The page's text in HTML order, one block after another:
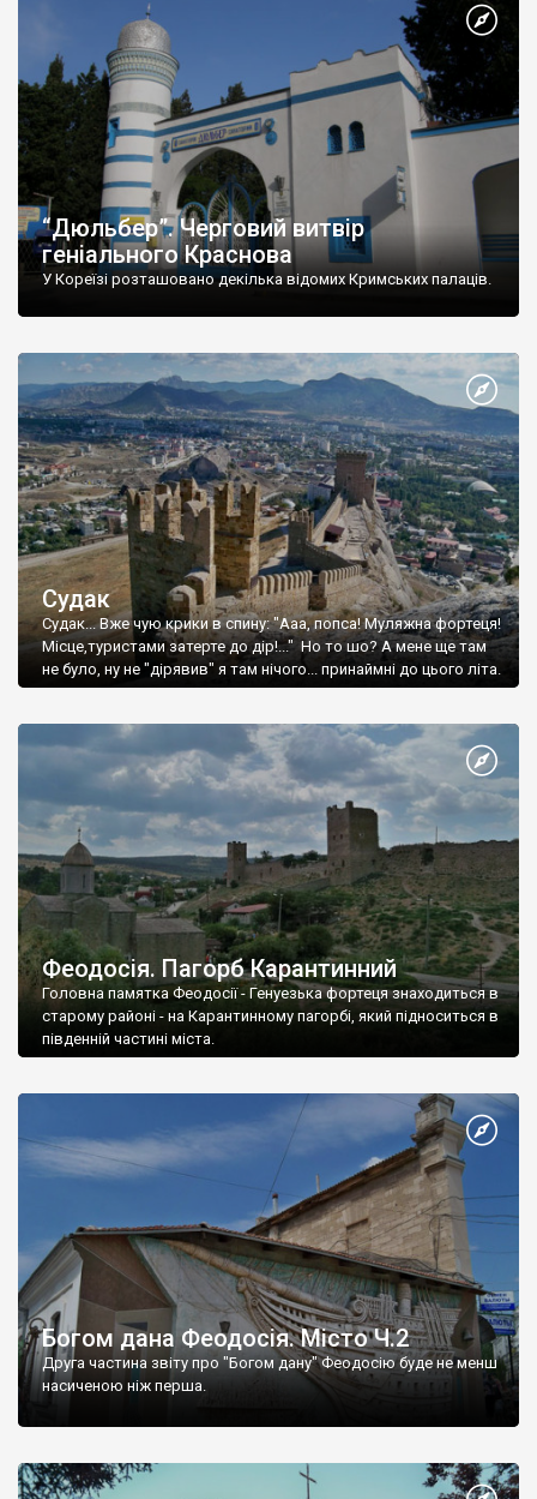
“Дюльбер”. Черговий витвір
геніального Краснова
У Кореїзі розташовано декілька відомих Кримських палаців.
Судак
Судак... Вже чую крики в спину: "Ааа, попса! Муляжна фортеця!
Місце,туристами затерте до дір!..." Но то шо? А мене ще там
не було, ну не "дірявив" я там нічого... принаймні до цього літа.
Феодосія. Пагорб Карантинний
Головна памятка Феодосії - Генуезька фортеця знаходиться в
старому районі - на Карантинному пагорбі, який підноситься в
південній частині міста.
Богом дана Феодосія. Місто Ч.2
Друга частина звіту про "Богом дану" Феодосію буде не менш
насиченою ніж перша.